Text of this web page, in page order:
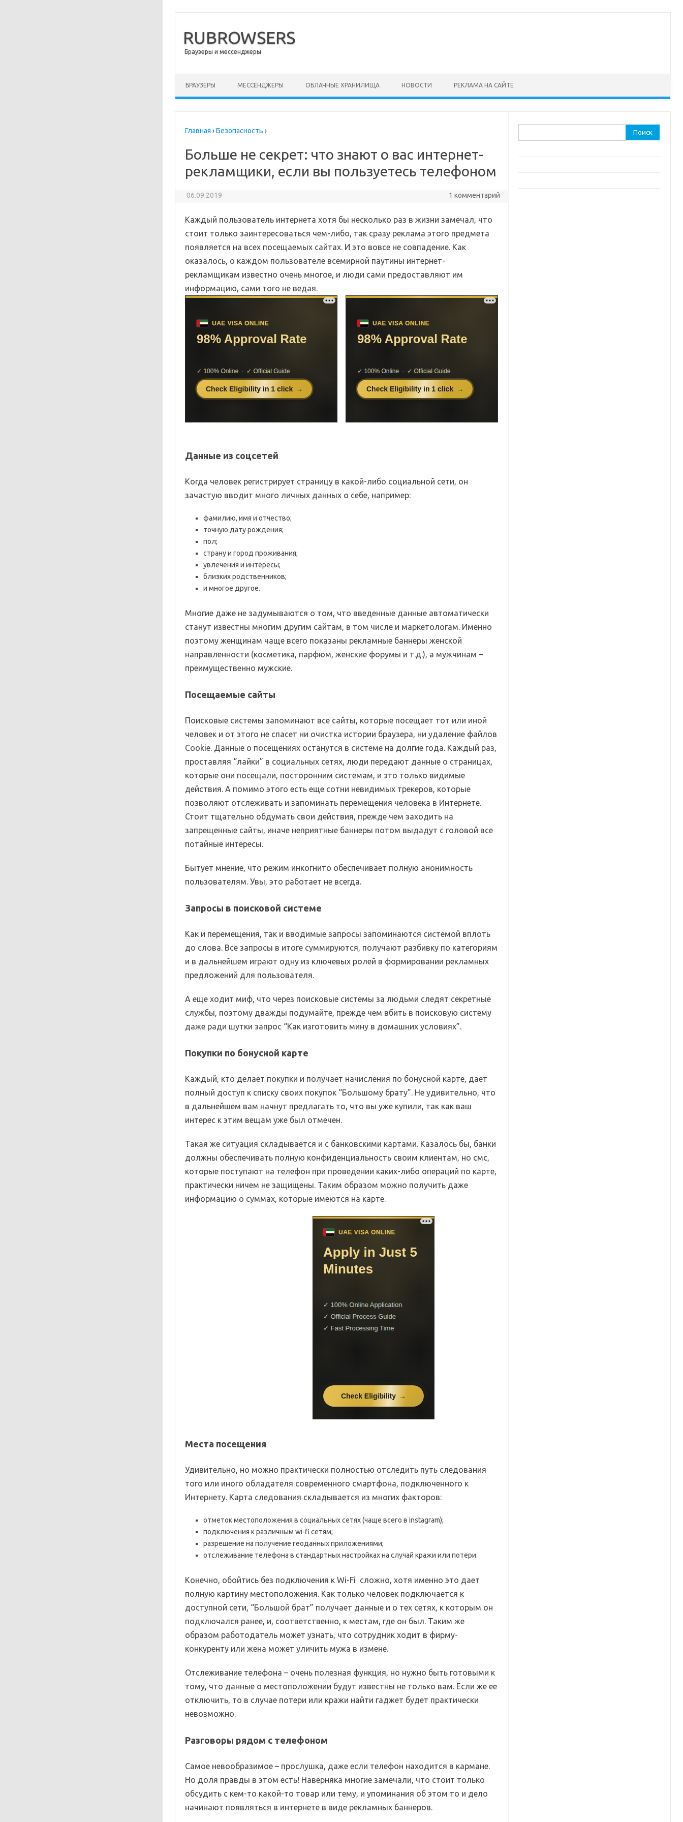
RUBROWSERS
Браузеры и мессенджеры
БРАУЗЕРЫ МЕССЕНДЖЕРЫ ОБЛАЧНЫЕ ХРАНИЛИЩА НОВОСТИ РЕКЛАМА НА САЙТЕ
Главная ›Безопасность ›
Больше не секрет: что знают о вас интернет-
рекламщики, если вы пользуетесь телефоном
06.09.2019 1 комментарий
Каждый пользователь интернета хотя бы несколько раз в жизни замечал, что
стоит только заинтересоваться чем-либо, так сразу реклама этого предмета
появляется на всех посещаемых сайтах. И это вовсе не совпадение. Как
оказалось, о каждом пользователе всемирной паутины интернет-
рекламщикам известно очень многое, и люди сами предоставляют им
информацию, сами того не ведая.
Данные из соцсетей
Когда человек регистрирует страницу в какой-либо социальной сети, он
зачастую вводит много личных данных о себе, например:
фамилию, имя и отчество;
точную дату рождения;
пол;
страну и город проживания;
увлечения и интересы;
близких родственников;
и многое другое.
Многие даже не задумываются о том, что введенные данные автоматически
станут известны многим другим сайтам, в том числе и маркетологам. Именно
поэтому женщинам чаще всего показаны рекламные баннеры женской
направленности (косметика, парфюм, женские форумы и т.д.), а мужчинам –
преимущественно мужские.
Посещаемые сайты
Поисковые системы запоминают все сайты, которые посещает тот или иной
человек и от этого не спасет ни очистка истории браузера, ни удаление файлов
Cookie. Данные о посещениях останутся в системе на долгие года. Каждый раз,
проставляя “лайки” в социальных сетях, люди передают данные о страницах,
которые они посещали, посторонним системам, и это только видимые
действия. А помимо этого есть еще сотни невидимых трекеров, которые
позволяют отслеживать и запоминать перемещения человека в Интернете.
Стоит тщательно обдумать свои действия, прежде чем заходить на
запрещенные сайты, иначе неприятные баннеры потом выдадут с головой все
потайные интересы.
Бытует мнение, что режим инкогнито обеспечивает полную анонимность
пользователям. Увы, это работает не всегда.
Запросы в поисковой системе
Как и перемещения, так и вводимые запросы запоминаются системой вплоть
до слова. Все запросы в итоге суммируются, получают разбивку по категориям
и в дальнейшем играют одну из ключевых ролей в формировании рекламных
предложений для пользователя.
А еще ходит миф, что через поисковые системы за людьми следят секретные
службы, поэтому дважды подумайте, прежде чем вбить в поисковую систему
даже ради шутки запрос “Как изготовить мину в домашних условиях”.
Покупки по бонусной карте
Каждый, кто делает покупки и получает начисления по бонусной карте, дает
полный доступ к списку своих покупок “Большому брату”. Не удивительно, что
в дальнейшем вам начнут предлагать то, что вы уже купили, так как ваш
интерес к этим вещам уже был отмечен.
Такая же ситуация складывается и с банковскими картами. Казалось бы, банки
должны обеспечивать полную конфиденциальность своим клиентам, но смс,
которые поступают на телефон при проведении каких-либо операций по карте,
практически ничем не защищены. Таким образом можно получить даже
информацию о суммах, которые имеются на карте.
Места посещения
Удивительно, но можно практически полностью отследить путь следования
того или иного обладателя современного смартфона, подключенного к
Интернету. Карта следования складывается из многих факторов:
отметок местоположения в социальных сетях (чаще всего в Instagram);
подключения к различным wi-fi сетям;
разрешение на получение геоданных приложениями;
отслеживание телефона в стандартных настройках на случай кражи или потери.
Конечно, обойтись без подключения к Wi-Fi сложно, хотя именно это дает
полную картину местоположения. Как только человек подключается к
доступной сети, “Большой брат” получает данные и о тех сетях, к которым он
подключался ранее, и, соответственно, к местам, где он был. Таким же
образом работодатель может узнать, что сотрудник ходит в фирму-
конкуренту или жена может уличить мужа в измене.
Отслеживание телефона – очень полезная функция, но нужно быть готовыми к
тому, что данные о местоположении будут известны не только вам. Если же ее
отключить, то в случае потери или кражи найти гаджет будет практически
невозможно.
Разговоры рядом с телефоном
Самое невообразимое – прослушка, даже если телефон находится в кармане.
Но доля правды в этом есть! Наверняка многие замечали, что стоит только
обсудить с кем-то какой-то товар или тему, и упоминания об этом то и дело
начинают появляться в интернете в виде рекламных баннеров.